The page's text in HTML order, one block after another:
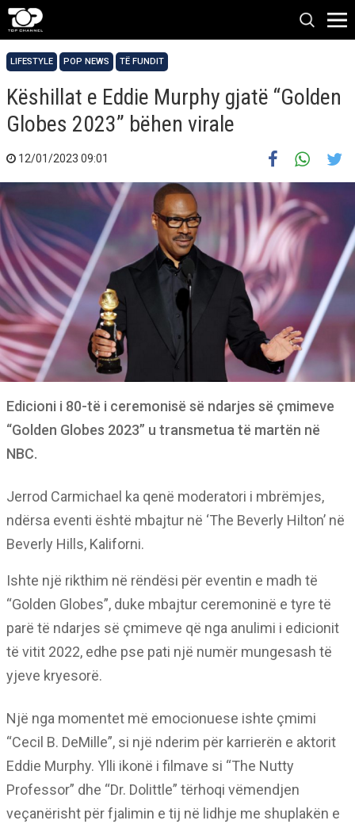
LIFESTYLE POP NEWS TË FUNDIT
Këshillat e Eddie Murphy gjatë “Golden
Globes 2023” bëhen virale
12/01/2023 09:01
Edicioni i 80-të i ceremonisë së ndarjes së çmimeve
“Golden Globes 2023” u transmetua të martën në
NBC.
Jerrod Carmichael ka qenë moderatori i mbrëmjes,
ndërsa eventi është mbajtur në ‘The Beverly Hilton’ në
Beverly Hills, Kaliforni.
Ishte një rikthim në rëndësi për eventin e madh të
“Golden Globes”, duke mbajtur ceremoninë e tyre të
parë të ndarjes së çmimeve që nga anulimi i edicionit
të vitit 2022, edhe pse pati një numër mungesash të
yjeve kryesorë.
Një nga momentet më emocionuese ishte çmimi
“Cecil B. DeMille”, si një nderim për karrierën e aktorit
Eddie Murphy. Ylli ikonë i filmave si “The Nutty
Professor” dhe “Dr. Dolittle” tërhoqi vëmendjen
veçanërisht për fjalimin e tij në lidhje me shuplakën e